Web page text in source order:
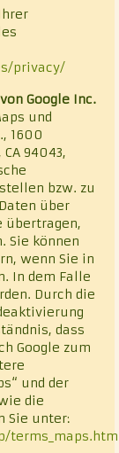
privacy/
Google Inc.
und
1600
94043,
bzw. zu
über
übertragen,
Sie können
wenn Sie in
In dem Falle
Durch die
dass
Google zum
und der
die
Sie unter: